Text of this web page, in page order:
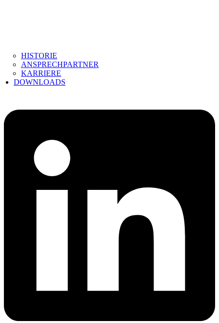
HISTORIE
ANSPRECHPARTNER
KARRIERE
DOWNLOADS